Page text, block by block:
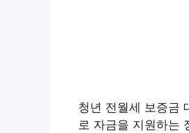
청년 전월세 보증금
로 자금을 지원하는